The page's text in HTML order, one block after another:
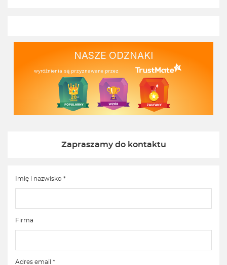
NASZE ODZNAKI
wyróżnienia są przyznawane przez
Zapraszamy do kontaktu
Imię i nazwisko *
Firma
Adres email *